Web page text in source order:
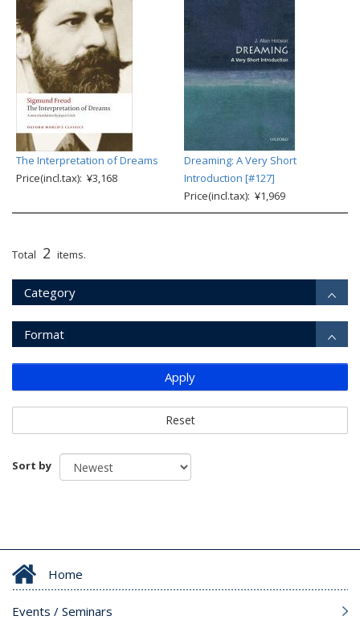
The Interpretation of Dreams
Price(incl.tax): ¥3,168
Dreaming: A Very Short
Introduction [#127]
Price(incl.tax): ¥1,969
Total 2 items.
Category
Format
Apply
Reset
Sort by
Home
Events / Seminars